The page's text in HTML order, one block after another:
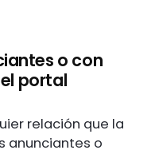
o con
portal
relación que la
anunciantes o